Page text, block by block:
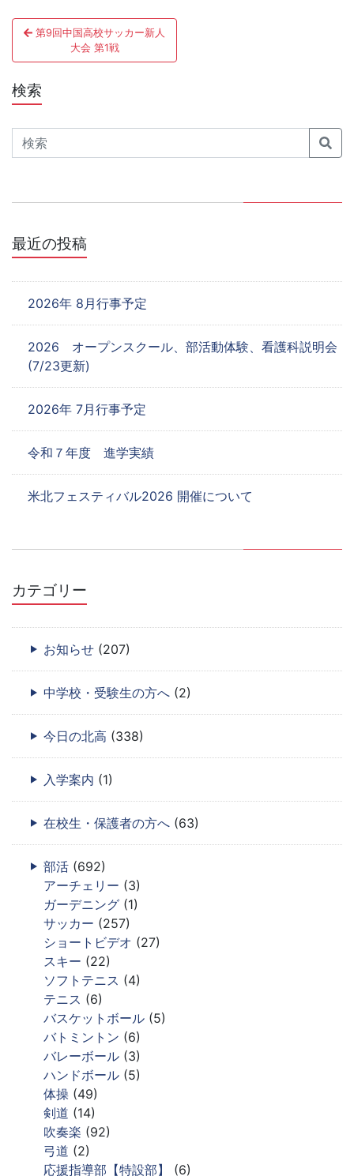
投
稿
ナ
ビ
ゲ
ー
シ
ン
第9回中国高校サッカー新人
大会 第1戦
検索
Search
最近の投稿
2026年 8月行事予定
2026 オープンスクール、部活動体験、看護科説明会
(7/23更新)
2026年 7月行事予定
令和７年度 進学実績
米北フェスティバル2026 開催について
カテゴリー
お知らせ (207)
中学校・受験生の方へ (2)
今日の北高 (338)
入学案内 (1)
在校生・保護者の方へ (63)
部活 (692)
アーチェリー (3)
ガーデニング (1)
サッカー (257)
ショートビデオ (27)
スキー (22)
ソフトテニス (4)
テニス (6)
バスケットボール (5)
バトミントン (6)
バレーボール (3)
ハンドボール (5)
体操 (49)
剣道 (14)
吹奏楽 (92)
弓道 (2)
応援指導部【特設部】
(6)